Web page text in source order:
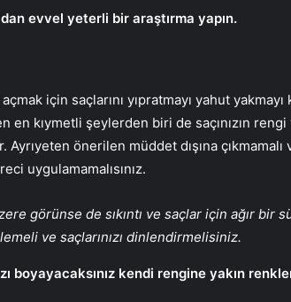
evvel yeterli bir araştırma yapın.
için saçlarını yıpratmayı yahut
en kıymetli şeylerden biri de saçınızın
Ayrıyeten önerilen müddet dışına
uygulamamalısınız.
görünse de sıkıntı ve saçlar için ağır bir
ve saçlarınızı dinlendirmelisiniz.
boyayacaksınız kendi rengine yakın